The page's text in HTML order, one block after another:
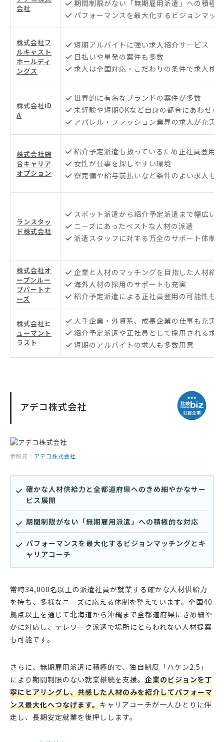
会社
期間制限がない「無期雇用派遣」への積極
パフォーマンスを最大化するビジョンマッ
株式会社フ
ルキャスト
ホールディ
ングス
短期アルバイトに強い求人紹介サービス
日払いや単発の案件も多数
求人は全国対応・こだわりの条件で求人検
株式会社iD
A
世界的に有名なブランドの案件が多数
未経験や短期OKなど自身の都合にあわせら
アパレル・ファッション業界の求人が充実
株式会社綜
合キャリア
オプション
紹介予定派遣も扱っているため正社員登用
女性が仕事を探しやすい環境
寮完備や給与前払いなど条件のよい求人も
ランスタッ
ド株式会社
スポット派遣から紹介予定派遣まで幅広い
ニーズにあったベストな人材の派遣
派遣スタッフに対する万全のサポート体制
株式会社オ
ープンルー
プパートナ
ーズ
企業と人材のマッチングを目指した人材紹介
海外人材の採用のサポートも充実
紹介予定派遣による正社員登用の可能性も
株式会社ヒ
ューマント
ラスト
大手企業・外資系、成長企業の仕事も充実
紹介予定派遣や正社員として採用される求
短期のアルバイトの求人も多数用意
アデコ株式会社
参照元： アデコ株式会社
確かな人材供給力と全都道府県へのきめ細やかなサー
ビス展開
期間制限がない「無期雇用派遣」への積極的な対応
パフォーマンスを最大化するビジョンマッチングとキ
ャリアコーチ
常時34,000名以上の派遣社員が就業する確かな人材供給力
を持ち、多様なニーズに応える体制を整えています。全国40
拠点以上を通じて北海道から沖縄まで全都道府県にきめ細や
かに対応し、テレワーク派遣で場所にとらわれない人材提案
も可能です。
さらに、無期雇用派遣に積極的で、独自制度「ハケン2.5」
により期間制限のない就業継続を支援。 企業のビジョンを丁
寧にヒアリングし、共感した人材のみを紹介してパフォーマ
ンス最大化へつなげます。キャリアコーチが一人ひとりに伴
走し、長期安定就業を後押しします。